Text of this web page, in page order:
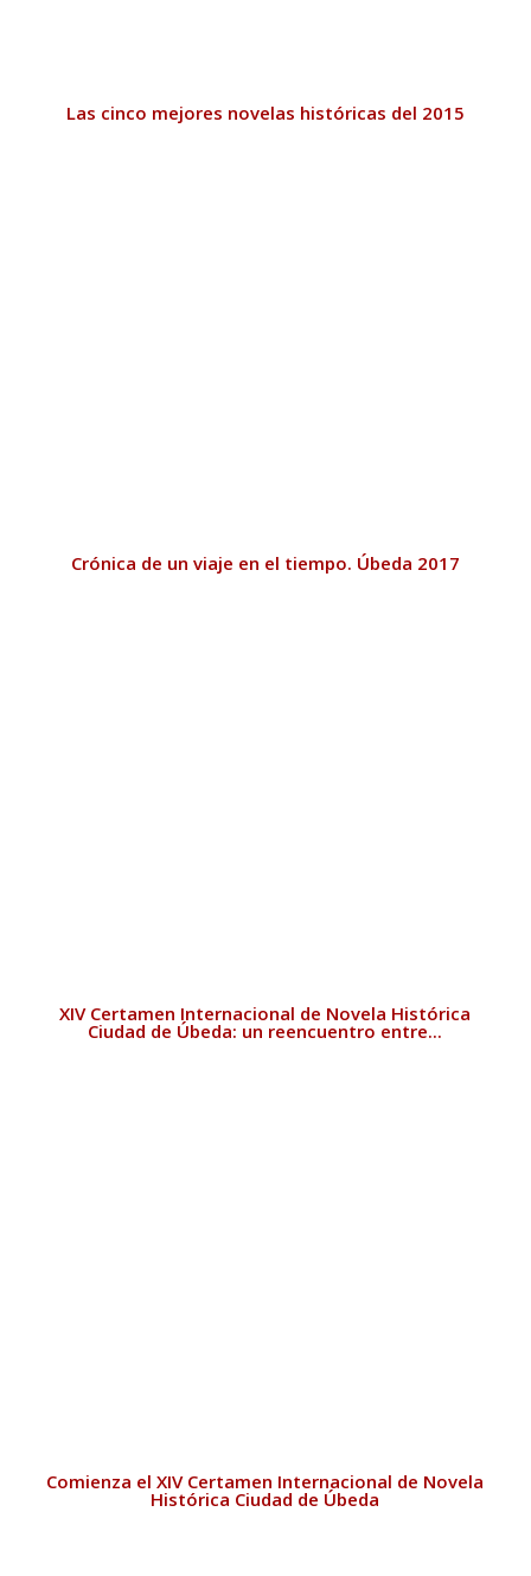
Las cinco mejores novelas históricas del 2015
Crónica de un viaje en el tiempo. Úbeda 2017
XIV Certamen Internacional de Novela Histórica
Ciudad de Úbeda: un reencuentro entre...
Comienza el XIV Certamen Internacional de Novela
Histórica Ciudad de Úbeda